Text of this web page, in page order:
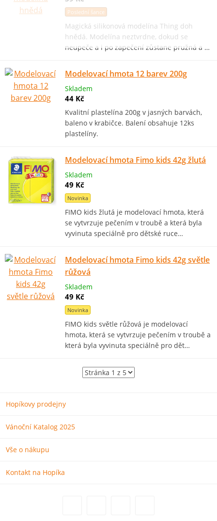
Poslední šance
Magická silikonová modelína Thing doh
hnědá. Modelína neztvrdne, dokud se
neupeče a i po zapečení zůstane pružná a …
Modelovací hmota 12 barev 200g
Skladem
44 Kč
Kvalitní plastelína 200g v jasných barvách,
baleno v krabičce. Balení obsahuje 12ks
plastelíny.
Modelovací hmota Fimo kids 42g žlutá
Skladem
49 Kč
Novinka
FIMO kids žlutá je modelovací hmota, která
se vytvrzuje pečením v troubě a která byla
vyvinuta speciálně pro dětské ruce…
Modelovací hmota Fimo kids 42g světle
růžová
Skladem
49 Kč
Novinka
FIMO kids světle růžová je modelovací
hmota, která se vytvrzuje pečením v troubě a
která byla vyvinuta speciálně pro dět…
Hopíkovy prodejny
Vánoční Katalog 2025
Vše o nákupu
Kontakt na Hopíka